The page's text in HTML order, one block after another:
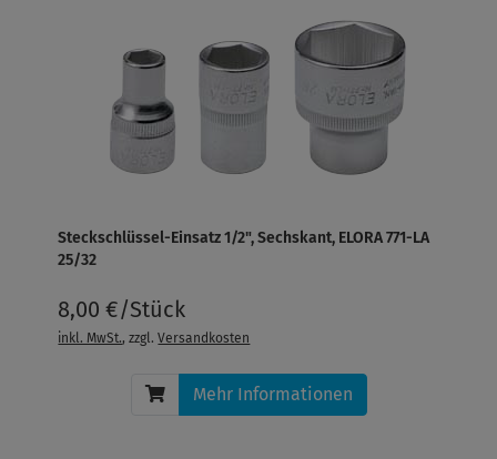
Steckschlüssel-Einsatz 1/2", Sechskant, ELORA 771-LA
25/32
8,00 €/Stück
inkl. MwSt., zzgl.Versandkosten
Mehr Informationen